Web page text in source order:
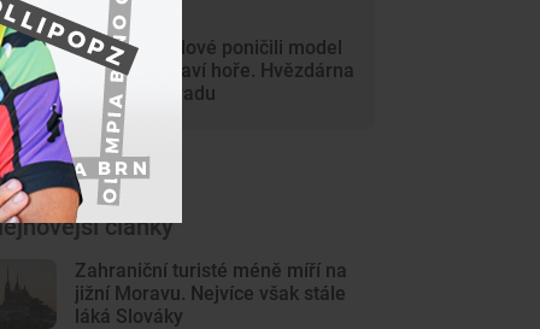
Mladí vandalové poničili model
Marsu na Kraví hoře. Hvězdárna
zařídila náhradu
články
Zahraniční turisté méně míří na
jižní Moravu. Nejvíce však stále
láká Slováky